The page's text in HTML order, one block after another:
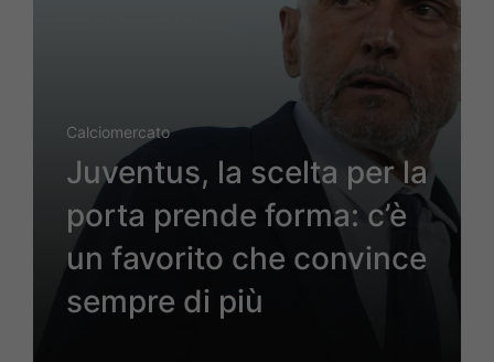
Calciomercato
Juventus, la scelta per la
porta prende forma: c’è
un favorito che convince
sempre di più